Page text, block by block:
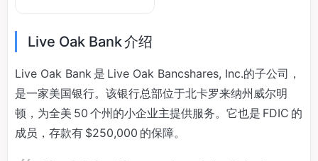
Live Oak Bank 介绍
Live Oak Bank 是 Live Oak Bancshares, Inc.的子公司，
是一家美国银行。该银行总部位于北卡罗来纳州威尔明
顿，为全美 50 个州的小企业主提供服务。它也是 FDIC 的
成员，存款有 $250,000 的保障。